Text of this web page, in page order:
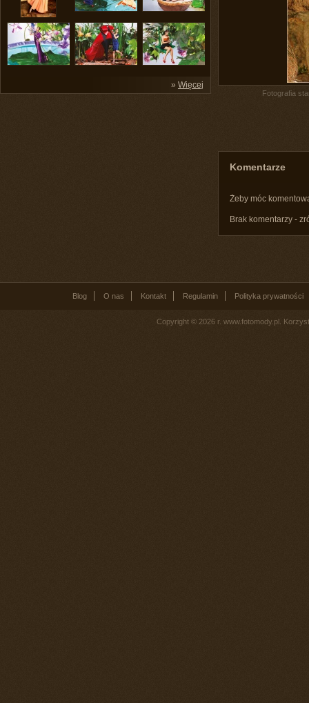
» Więcej
Fotografia
Komentarze
Żeby móc
Brak komentarzy -
Blog O nas Kontakt Regulamin Polityka prywatności
Copyright © 2026 r. www.fotomody.pl.